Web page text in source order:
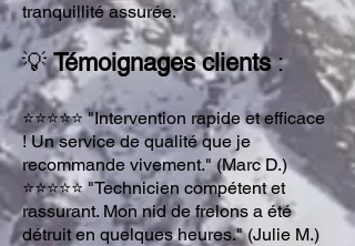
tranquillité assurée.
💡Témoignages clients :
⭐⭐⭐⭐⭐ "Intervention rapide et efficace
! Un service de qualité que je
recommande vivement." (Marc D.)
⭐⭐⭐⭐⭐ "Technicien compétent et
rassurant. Mon nid de frelons a été
détruit en quelques heures." (Julie M.)